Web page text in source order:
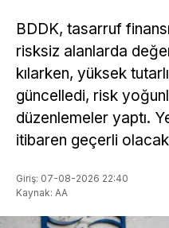
BDDK, tasarruf
risksiz alanlarda
kılarken, yüksek
güncelledi, risk
düzenlemeler yaptı.
itibaren geçerli
Giriş: 07-08-2026 22:40
Kaynak: AA